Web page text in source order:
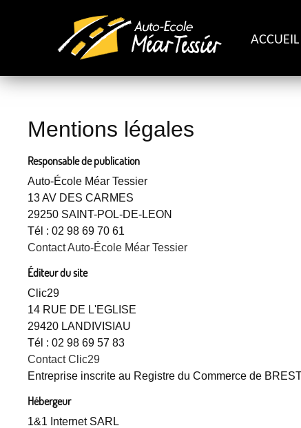
ACCUEIL
Mentions légales
Responsable de publication
Auto-École Méar Tessier
13 AV DES CARMES
29250 SAINT-POL-DE-LEON
Tél : 02 98 69 70 61
Contact Auto-École Méar Tessier
Éditeur du site
Clic29
14 RUE DE L'EGLISE
29420 LANDIVISIAU
Tél : 02 98 69 57 83
Contact Clic29
Entreprise inscrite au Registre du Commerce de
Hébergeur
1&1 Internet SARL